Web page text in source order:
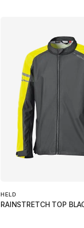
HELD
RAINSTRETCH TOP